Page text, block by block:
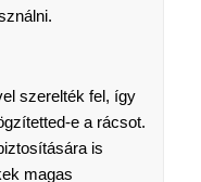
szerelték fel, így
e a rácsot.
is
magas